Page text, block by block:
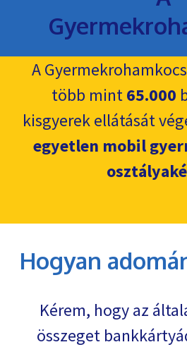
A
több mint65.000
kisgyerek ellátását
egyetlen mobil
Hogyan
Kérem, hogy az
összeget